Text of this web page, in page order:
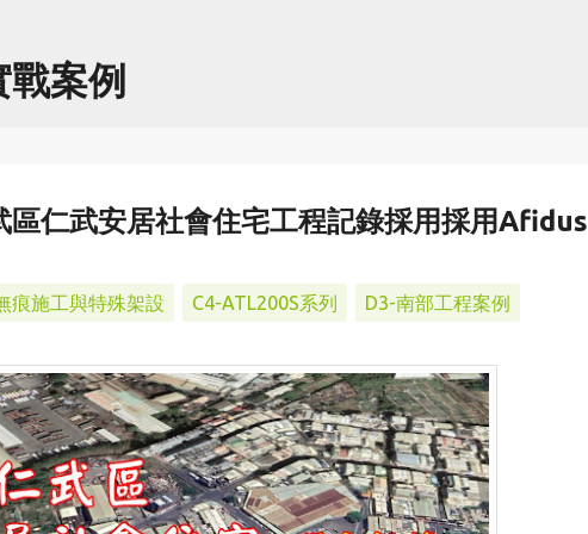
案例
仁武安居社會住宅工程記錄採用採用Afidus
痕施工與特殊架設 C4-ATL200S系列 D3-南部工程案例